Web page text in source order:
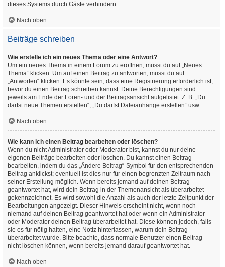
dieses Systems durch Gäste verhindern.
Nach oben
Beiträge schreiben
Wie erstelle ich ein neues Thema oder eine Antwort?
Um ein neues Thema in einem Forum zu eröffnen, musst du auf „Neues
Thema“ klicken. Um auf einen Beitrag zu antworten, musst du auf
„Antworten“ klicken. Es könnte sein, dass eine Registrierung erforderlich ist,
bevor du einen Beitrag schreiben kannst. Deine Berechtigungen sind
jeweils am Ende der Foren- und der Beitragsansicht aufgelistet. Z. B. „Du
darfst neue Themen erstellen“, „Du darfst Dateianhänge erstellen“ usw.
Nach oben
Wie kann ich einen Beitrag bearbeiten oder löschen?
Wenn du nicht Administrator oder Moderator bist, kannst du nur deine
eigenen Beiträge bearbeiten oder löschen. Du kannst einen Beitrag
bearbeiten, indem du das „Ändere Beitrag“-Symbol für den entsprechenden
Beitrag anklickst; eventuell ist dies nur für einen begrenzten Zeitraum nach
seiner Erstellung möglich. Wenn bereits jemand auf deinen Beitrag
geantwortet hat, wird dein Beitrag in der Themenansicht als überarbeitet
gekennzeichnet. Es wird sowohl die Anzahl als auch der letzte Zeitpunkt der
Bearbeitungen angezeigt. Dieser Hinweis erscheint nicht, wenn noch
niemand auf deinen Beitrag geantwortet hat oder wenn ein Administrator
oder Moderator deinen Beitrag überarbeitet hat. Diese können jedoch, falls
sie es für nötig halten, eine Notiz hinterlassen, warum dein Beitrag
überarbeitet wurde. Bitte beachte, dass normale Benutzer einen Beitrag
nicht löschen können, wenn bereits jemand darauf geantwortet hat.
Nach oben